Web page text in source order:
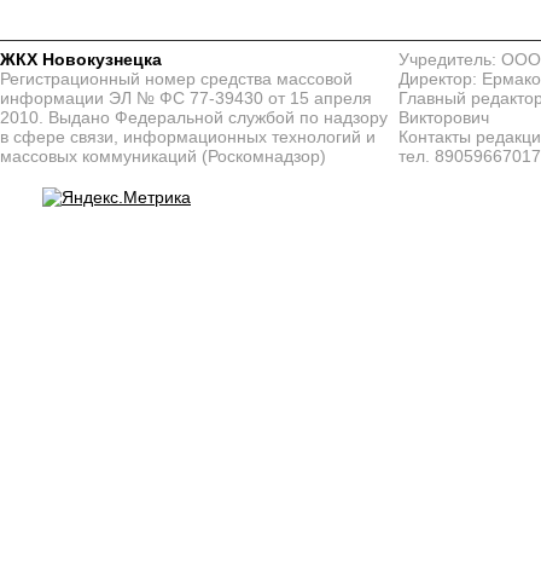
ЖКХ Новокузнецка
Регистрационный номер средства массовой
информации ЭЛ № ФС 77-39430 от 15 апреля
2010. Выдано Федеральной службой по надзору
в сфере связи, информационных технологий и
массовых коммуникаций (Роскомнадзор)
Учредитель:
Директор:
Главный
Викторович
Контакты
тел. 89059667017